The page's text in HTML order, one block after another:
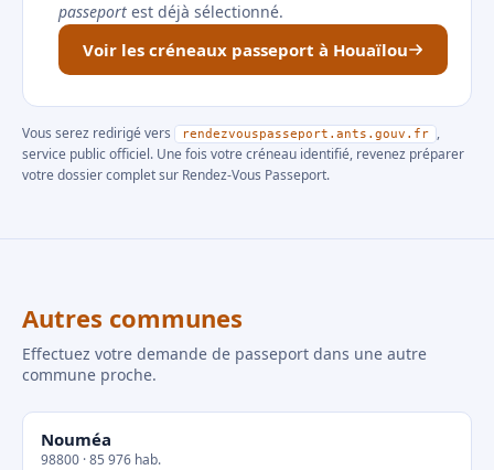
passeport est déjà sélectionné.
Voir les créneaux passeport à Houaïlou
Vous serez redirigé vers rendezvouspasseport.ants.gouv.fr
,
service public officiel. Une fois votre créneau identifié, revenez préparer
votre dossier complet sur Rendez-Vous Passeport.
Autres communes
Effectuez votre demande de passeport dans une autre
commune proche.
Nouméa
98800 · 85 976 hab.